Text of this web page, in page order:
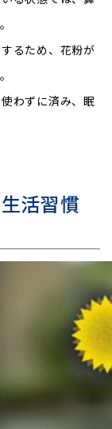
るため、花粉が
わずに済み、眠
活習慣